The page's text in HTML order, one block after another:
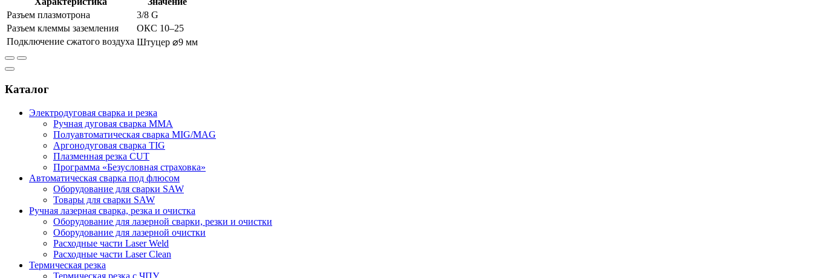
Разъем плазмотрона
3/8 G
Разъем клеммы заземления
ОКС 10–25
Подключение сжатого воздуха Штуцер ⌀9 мм
Каталог
Электродуговая сварка и резка
Ручная дуговая сварка MMA
Полуавтоматическая сварка MIG/MAG
Аргонодуговая сварка TIG
Плазменная резка CUT
Программа «Безусловная страховка»
Автоматическая сварка под флюсом
Оборудование для сварки SAW
Товары для сварки SAW
Ручная лазерная сварка, резка и очистка
Оборудование для лазерной сварки, резки и очистки
Оборудование для лазерной очистки
Расходные части Laser Weld
Расходные части Laser Clean
Термическая резка
Термическая резка с ЧПУ